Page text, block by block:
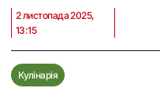
2 листопада 2025,
13:15
Кулінарія